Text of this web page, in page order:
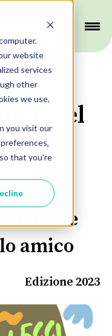
website
services
other
we use,
you visit our
that you're
del
per
felice e
amico
Edizione 2023